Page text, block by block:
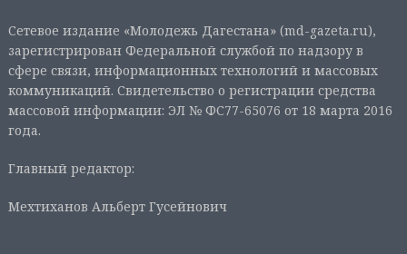
Сетевое издание «Молодежь Дагестана» (md-gazeta.ru),
зарегистрирован Федеральной службой по надзору в
сфере связи, информационных технологий и массовых
коммуникаций. Свидетельство о регистрации средства
массовой информации: ЭЛ № ФС77-65076 от 18 марта 2016
года.
Главный редактор:
Мехтиханов Альберт Гусейнович